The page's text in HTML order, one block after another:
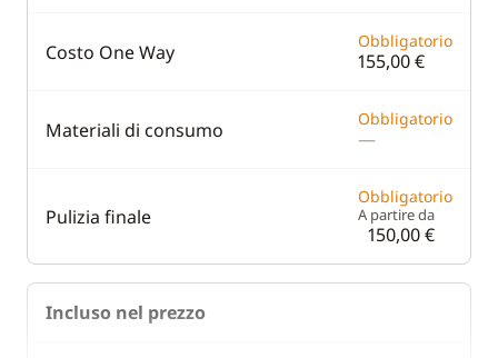
Costo One Way Obbligatorio
155,00 €
Materiali di consumo Obbligatorio
—
Pulizia finale
Obbligatorio
A partire da
150,00 €
Incluso nel prezzo